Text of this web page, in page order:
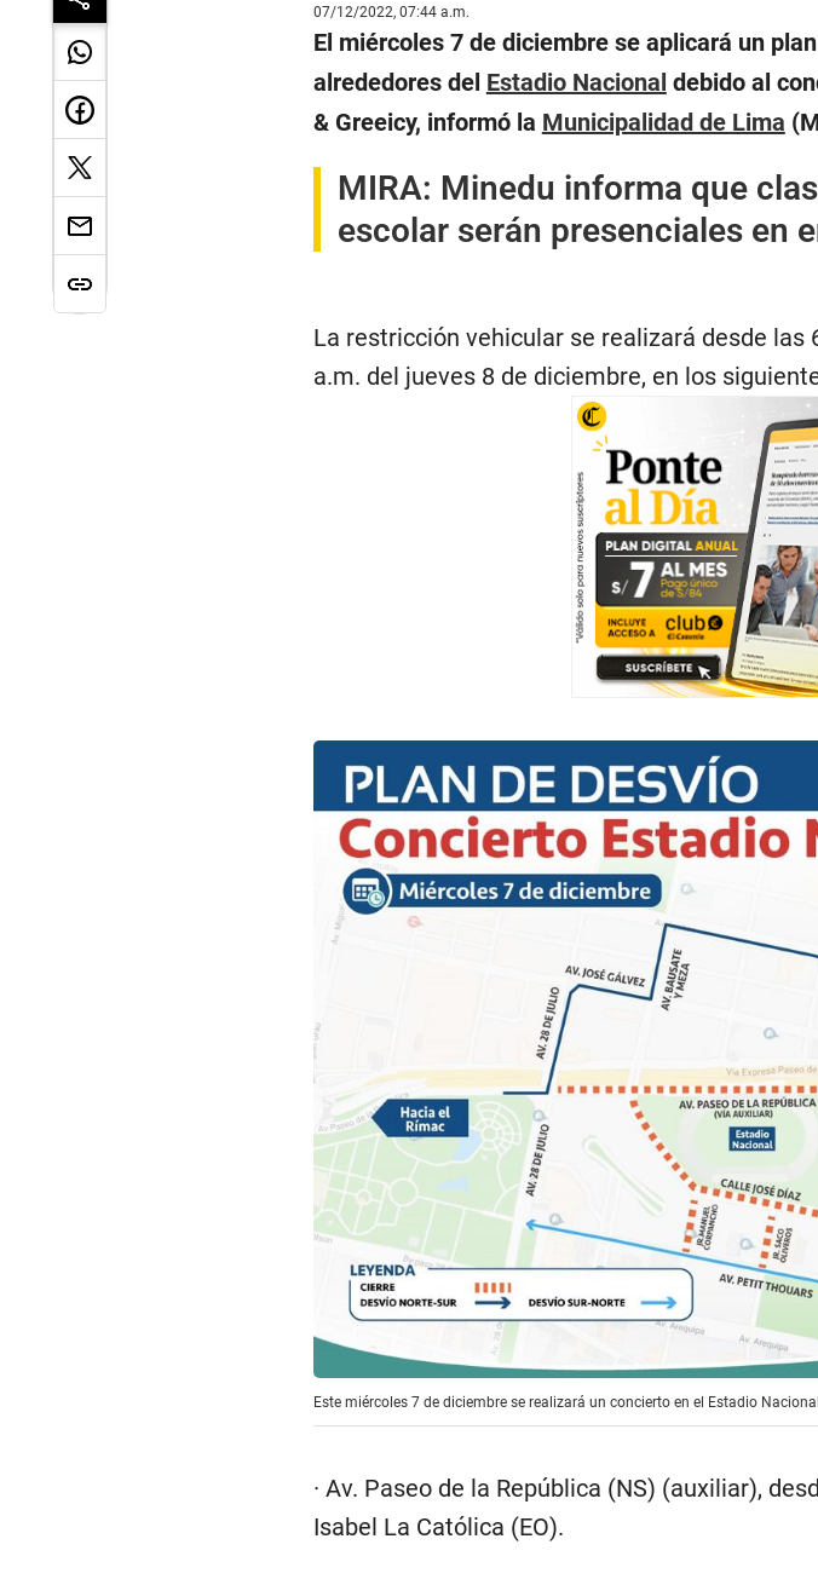
07/12/2022, 07:44 a.m.
El miércoles 7 de diciembre se aplicará un
alrededores del Estadio Nacional debido al
& Greeicy, informó la Municipalidad de Lima
MIRA: Minedu informa que
escolar serán presenciales en
La restricción vehicular se realizará desde las
a.m. del jueves 8 de diciembre, en los
Este miércoles 7 de diciembre se realizará un concierto en el Estadio
· Av. Paseo de la República (NS) (auxiliar),
Isabel La Católica (EO).